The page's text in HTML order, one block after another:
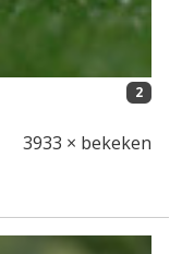
2
3933 × bekeken